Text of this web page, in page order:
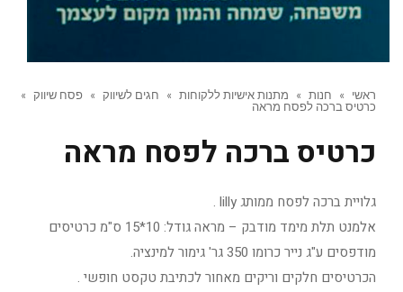
ראשי » חנות » מתנות אישיות ללקוחות » חגים לשיווק » פסח שיווק »
כרטיס ברכה לפסח מראה
כרטיס ברכה לפסח מראה
גלויית ברכה לפסח ממותג lilly .
אלמנט תלת מימד מודבק – מראה גודל: 10*15 ס"מ כרטיסים
מודפסים ע"ג נייר כרומו 350 גר' גימור למינציה.
הכרטיסים חלקים וריקים מאחור לכתיבת טקסט חופשי .